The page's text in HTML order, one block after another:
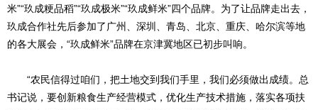
米”“玖成粳品稻”“玖成极米”“玖成鲜米”四个品牌。为了让品牌走出去，
玖成合作社先后参加了广州、深圳、青岛、北京、重庆、哈尔滨等地
的各大展会，“玖成鲜米”品牌在京津冀地区已初步叫响。
“农民信得过咱们，把土地交到我们手里，我们必须做出成绩。总
书记说，要创新粮食生产经营模式，优化生产技术措施，落实各项扶